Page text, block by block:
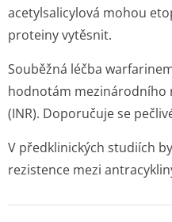
acetylsalicylová mohou
proteiny vytěsnit.
Souběžná léčba
hodnotám mezinárodního
(INR). Doporučuje se
V předklinických studiích
rezistence mezi